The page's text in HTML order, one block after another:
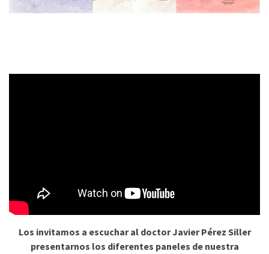
Los invitamos a escuchar al doctor Javier Pérez Siller
presentarnos los diferentes paneles de nuestra